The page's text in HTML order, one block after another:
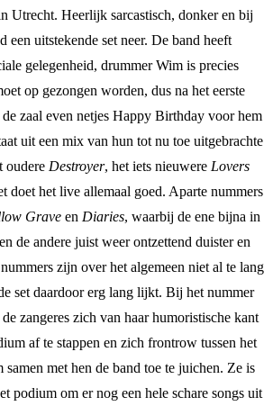
Utrecht. Heerlijk sarcastisch, donker en bij
een uitstekende set neer. De band heeft
gelegenheid, drummer Wim is precies
op gezongen worden, dus na het eerste
zaal even netjes Happy Birthday voor hem
uit een mix van hun tot nu toe uitgebrachte
oudere Destroyer, het iets nieuwere Lovers
doet het live allemaal goed. Aparte nummers
Grave en Diaries, waarbij de ene bijna in
de andere juist weer ontzettend duister en
zijn over het algemeen niet al te lang
set daardoor erg lang lijkt. Bij het nummer
de zangeres zich van haar humoristische kant
af te stappen en zich frontrow tussen het
samen met hen de band toe te juichen. Ze is
podium om er nog een hele schare songs uit